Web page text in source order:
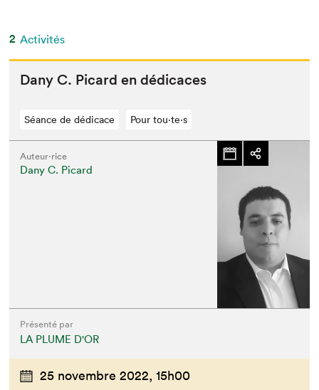
2 Activités
Dany C. Picard en dédicaces
Séance de dédicace Pour tou⋅te⋅s
Auteur·rice
Dany C. Picard
Présenté par
LA PLUME D'OR
25 novembre 2022, 15h00